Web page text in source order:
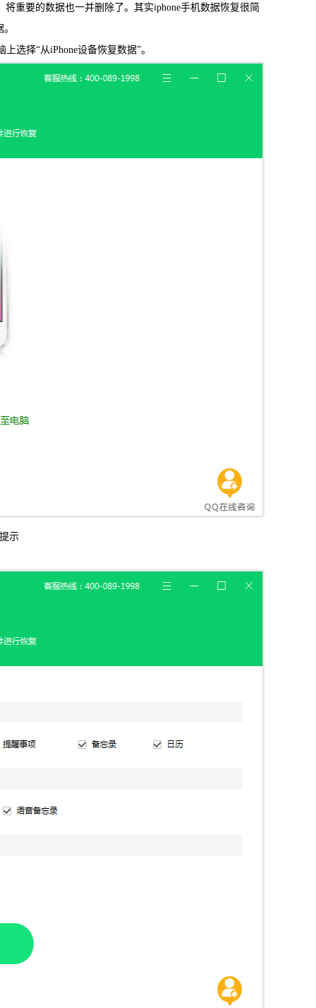
iPad数据轻松恢复
恢复大师
通话记录等各种手机资料
重要的数据也一并删除了。其实iphone手机数据恢复很简
选择“从iPhone设备恢复数据”。
示